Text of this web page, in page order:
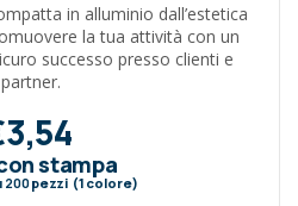
in alluminio dall’estetica
la tua attività con un
successo presso clienti e
partner.
stampa
200pezzi (1 colore)